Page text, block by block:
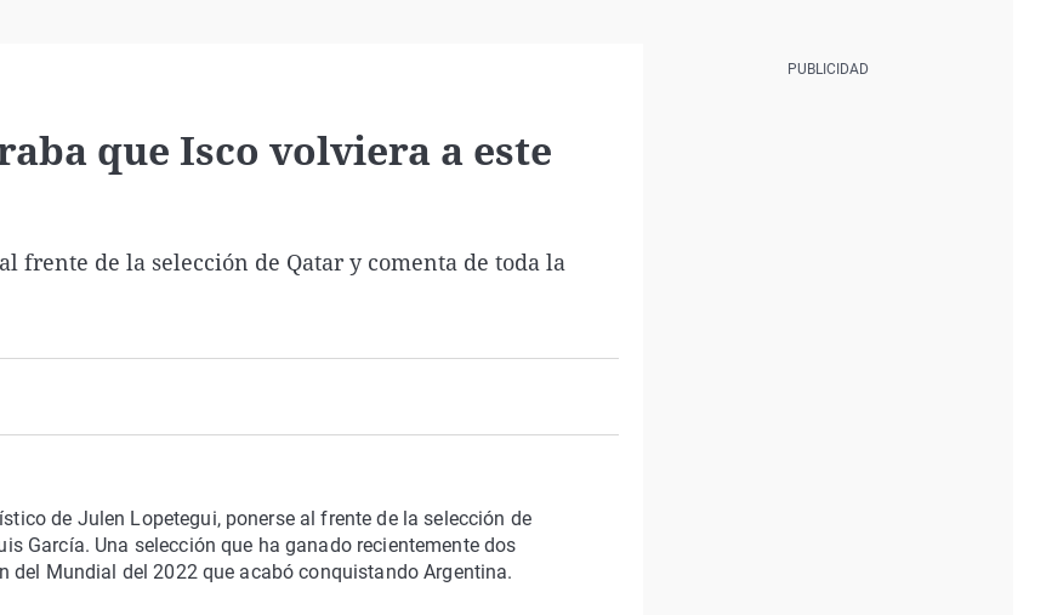
que Isco volviera a este
frente de la selección de Qatar y comenta de toda la
de Julen Lopetegui, ponerse al frente de la selección de
García. Una selección que ha ganado recientemente dos
Mundial del 2022 que acabó conquistando Argentina.